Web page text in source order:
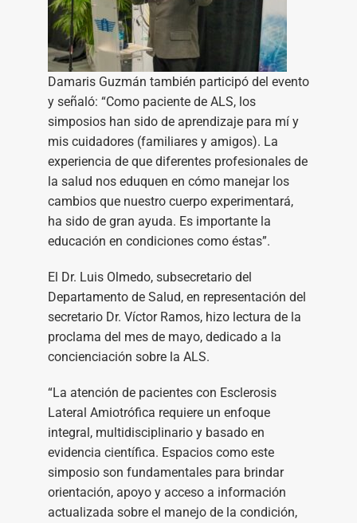
Damaris Guzmán también participó del evento
y señaló: “Como paciente de ALS, los
simposios han sido de aprendizaje para mí y
mis cuidadores (familiares y amigos). La
experiencia de que diferentes profesionales de
la salud nos eduquen en cómo manejar los
cambios que nuestro cuerpo experimentará,
ha sido de gran ayuda. Es importante la
educación en condiciones como éstas”.
El Dr. Luis Olmedo, subsecretario del
Departamento de Salud, en representación del
secretario Dr. Víctor Ramos, hizo lectura de la
proclama del mes de mayo, dedicado a la
concienciación sobre la ALS.
“La atención de pacientes con Esclerosis
Lateral Amiotrófica requiere un enfoque
integral, multidisciplinario y basado en
evidencia científica. Espacios como este
simposio son fundamentales para brindar
orientación, apoyo y acceso a información
actualizada sobre el manejo de la condición,